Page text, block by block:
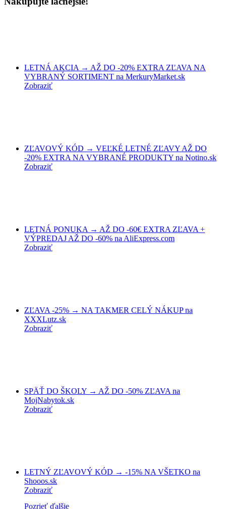
LETNÁ AKCIA → AŽ DO -20% EXTRA ZĽAVA NA
VYBRANÝ SORTIMENT na MerkuryMarket.sk
Zobraziť
ZĽAVOVÝ KÓD → VEĽKÉ LETNÉ ZĽAVY AŽ DO
-20% EXTRA NA VYBRANÉ PRODUKTY na Notino.sk
Zobraziť
LETNÁ PONUKA → AŽ DO -60€ EXTRA ZĽAVA +
VÝPREDAJ AŽ DO -60% na AliExpress.com
Zobraziť
ZĽAVA -25% → NA TAKMER CELÝ NÁKUP na
XXXLutz.sk
Zobraziť
SPÄŤ DO ŠKOLY → AŽ DO -50% ZĽAVA na
MojNabytok.sk
Zobraziť
LETNÝ ZĽAVOVÝ KÓD → -15% NA VŠETKO na
Shooos.sk
Zobraziť
Pozrieť ďalšie